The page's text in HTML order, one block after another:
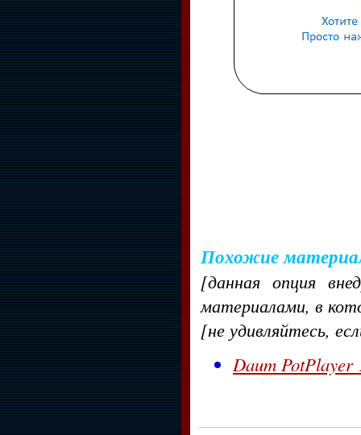
Похожие
[данная опция
материалами, в
[не удивляйтесь,
Daum PotPlayer